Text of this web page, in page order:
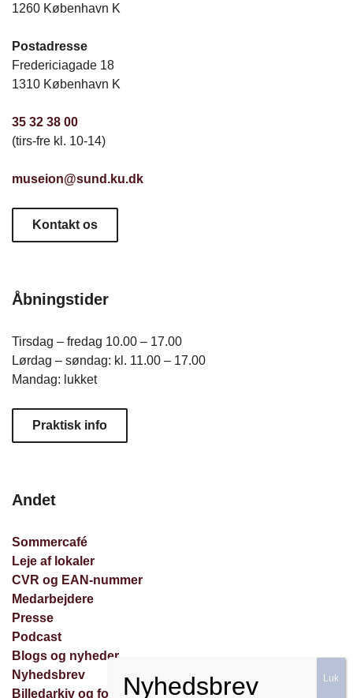
1260 København K
Postadresse
Fredericiagade 18
1310 København K
35 32 38 00
(tirs-fre kl. 10-14)
museion@sund.ku.dk
Kontakt os
Åbningstider
Tirsdag – fredag 10.00 – 17.00
Lørdag – søndag: kl. 11.00 – 17.00
Mandag: lukket
Praktisk info
Andet
Sommercafé
Leje af lokaler
CVR og EAN-nummer
Medarbejdere
Presse
Podcast
Blogs og nyheder
Nyhedsbrev
Billedarkiv og forespørgsler